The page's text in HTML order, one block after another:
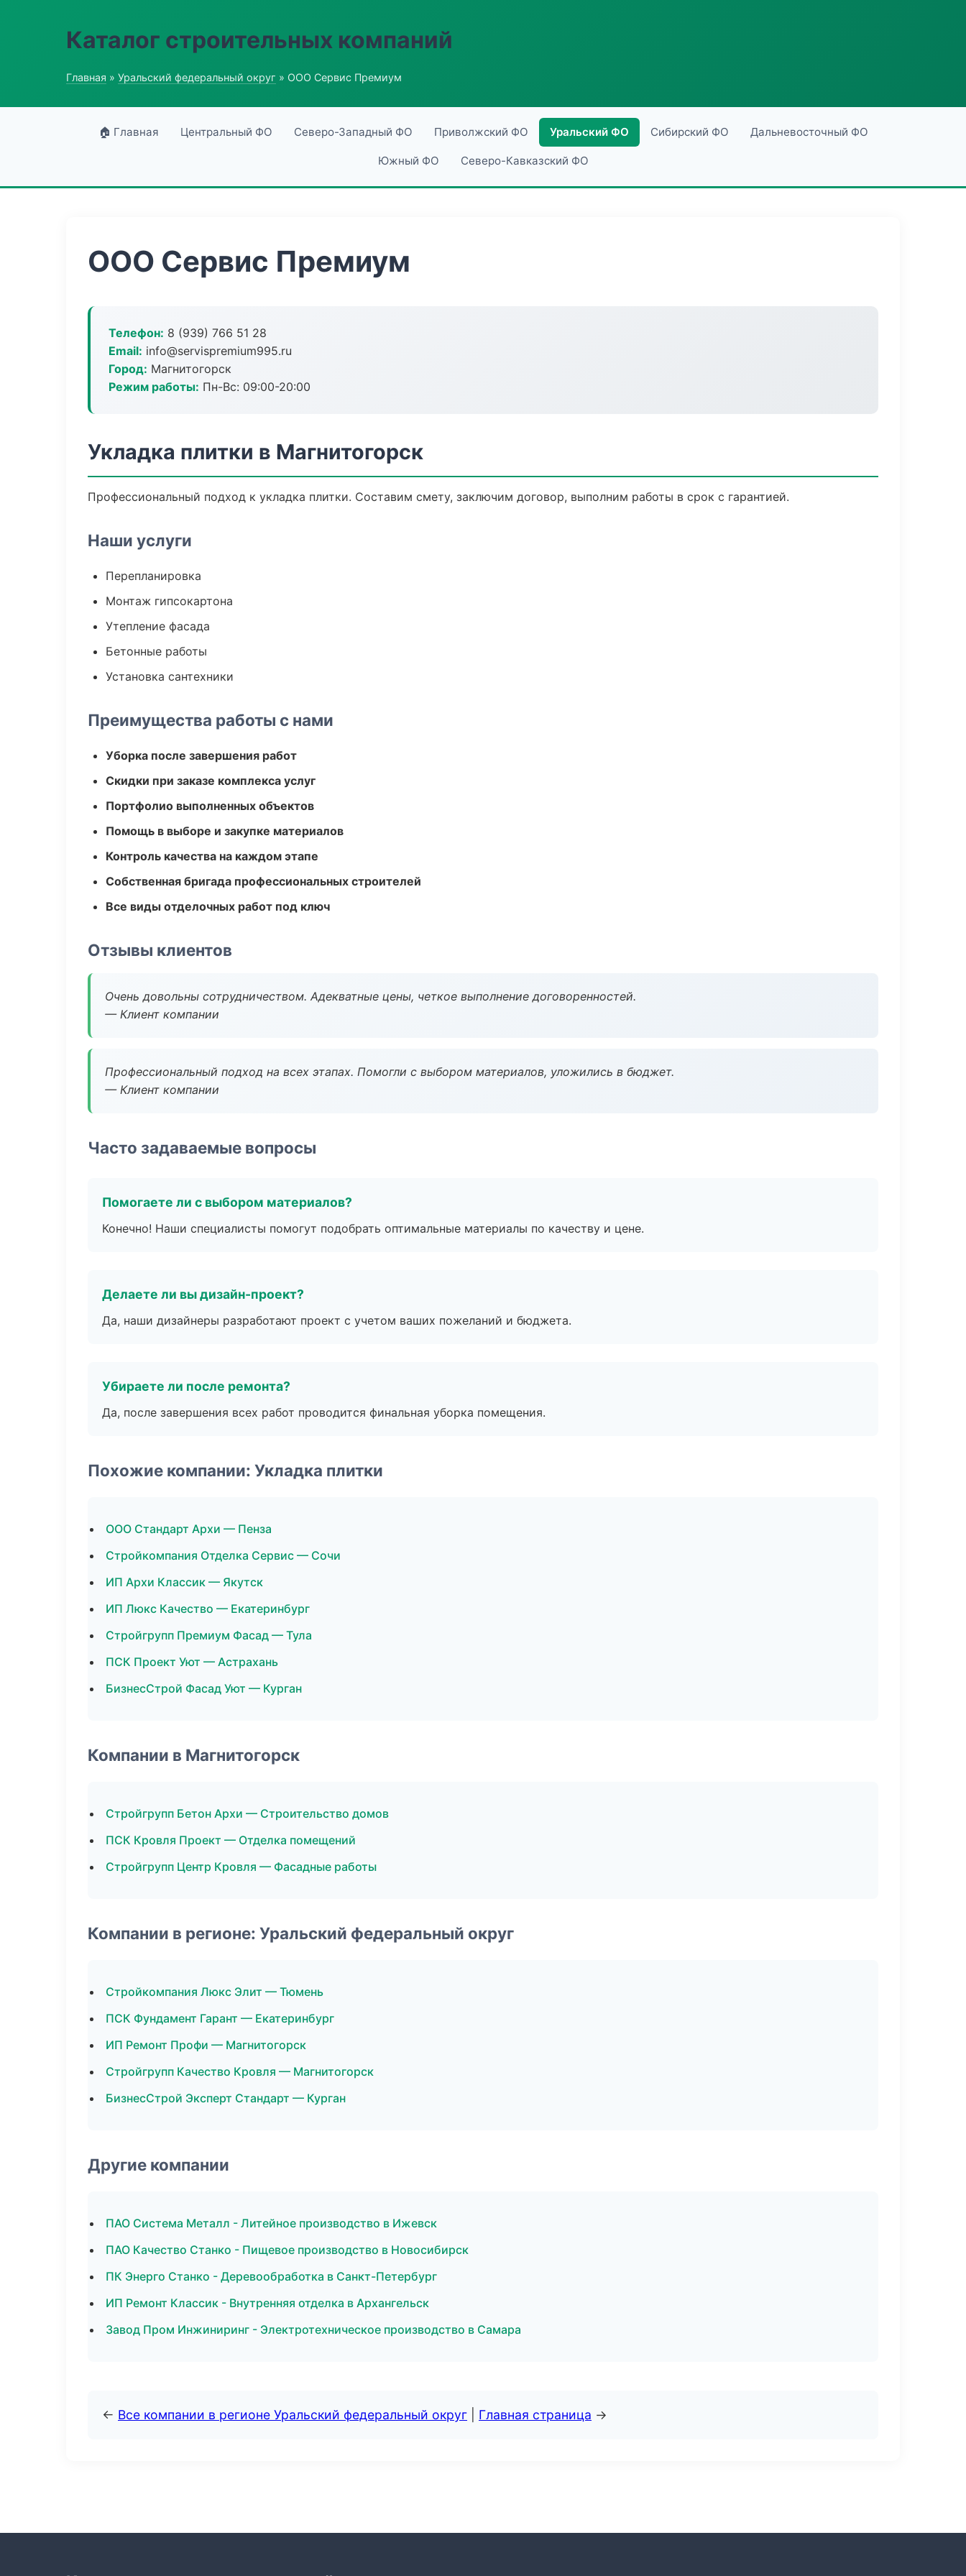
Каталог строительных компаний
Главная » Уральский федеральный округ » ООО Сервис Премиум
🏠 Главная Центральный ФО Северо-Западный ФО Приволжский ФО Уральский ФО Сибирский ФО Дальневосточный ФО
Южный ФО Северо-Кавказский ФО
ООО Сервис Премиум
Телефон: 8 (939) 766 51 28
Email: info@servispremium995.ru
Город: Магнитогорск
Режим работы: Пн-Вс: 09:00-20:00
Укладка плитки в Магнитогорск
Профессиональный подход к укладка плитки. Составим смету, заключим договор, выполним работы в срок с гарантией.
Наши услуги
Перепланировка
Монтаж гипсокартона
Утепление фасада
Бетонные работы
Установка сантехники
Преимущества работы с нами
Уборка после завершения работ
Скидки при заказе комплекса услуг
Портфолио выполненных объектов
Помощь в выборе и закупке материалов
Контроль качества на каждом этапе
Собственная бригада профессиональных строителей
Все виды отделочных работ под ключ
Отзывы клиентов
Очень довольны сотрудничеством. Адекватные цены, четкое выполнение договоренностей.
— Клиент компании
Профессиональный подход на всех этапах. Помогли с выбором материалов, уложились в бюджет.
— Клиент компании
Часто задаваемые вопросы
Помогаете ли с выбором материалов?
Конечно! Наши специалисты помогут подобрать оптимальные материалы по качеству и цене.
Делаете ли вы дизайн-проект?
Да, наши дизайнеры разработают проект с учетом ваших пожеланий и бюджета.
Убираете ли после ремонта?
Да, после завершения всех работ проводится финальная уборка помещения.
Похожие компании: Укладка плитки
ООО Стандарт Архи — Пенза
Стройкомпания Отделка Сервис — Сочи
ИП Архи Классик — Якутск
ИП Люкс Качество — Екатеринбург
Стройгрупп Премиум Фасад — Тула
ПСК Проект Уют — Астрахань
БизнесСтрой Фасад Уют — Курган
Компании в Магнитогорск
Стройгрупп Бетон Архи — Строительство домов
ПСК Кровля Проект — Отделка помещений
Стройгрупп Центр Кровля — Фасадные работы
Компании в регионе: Уральский федеральный округ
Стройкомпания Люкс Элит — Тюмень
ПСК Фундамент Гарант — Екатеринбург
ИП Ремонт Профи — Магнитогорск
Стройгрупп Качество Кровля — Магнитогорск
БизнесСтрой Эксперт Стандарт — Курган
Другие компании
ПАО Система Металл - Литейное производство в Ижевск
ПАО Качество Станко - Пищевое производство в Новосибирск
ПК Энерго Станко - Деревообработка в Санкт-Петербург
ИП Ремонт Классик - Внутренняя отделка в Архангельск
Завод Пром Инжиниринг - Электротехническое производство в Самара
← Все компании в регионе Уральский федеральный округ Главная страница →